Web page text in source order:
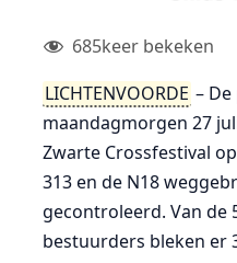
685keer bekeken
LICHTENVOORDE –
maandagmorgen 27
Zwarte Crossfestival
313 en de N18
gecontroleerd. Van de
bestuurders bleken er